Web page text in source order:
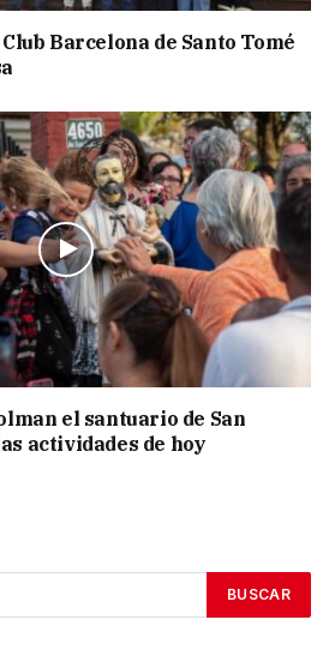
Barcelona de Santo Tomé
el santuario de San
actividades de hoy